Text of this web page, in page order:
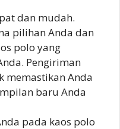
dan mudah.
pilihan Anda dan
polo yang
Pengiriman
memastikan Anda
baru Anda
pada kaos polo